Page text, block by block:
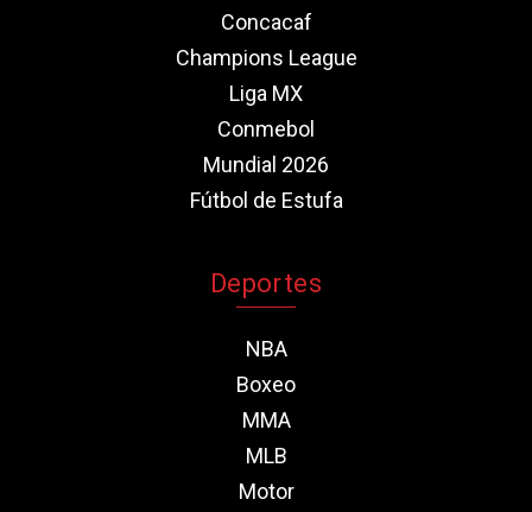
Concacaf
Champions League
Liga MX
Conmebol
Mundial 2026
Fútbol de Estufa
Deportes
NBA
Boxeo
MMA
MLB
Motor